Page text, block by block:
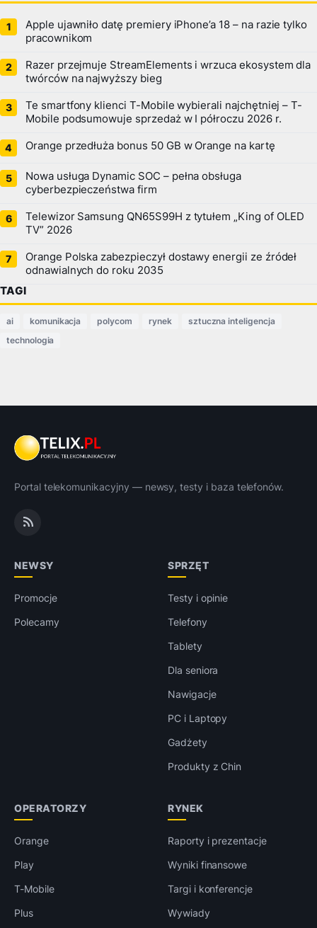
Apple ujawniło datę premiery iPhone’a 18 – na razie tylko
pracownikom
Razer przejmuje StreamElements i wrzuca ekosystem dla
twórców na najwyższy bieg
Te smartfony klienci T-Mobile wybierali najchętniej – T-
Mobile podsumowuje sprzedaż w I półroczu 2026 r.
Orange przedłuża bonus 50 GB w Orange na kartę
Nowa usługa Dynamic SOC – pełna obsługa
cyberbezpieczeństwa firm
Telewizor Samsung QN65S99H z tytułem „King of OLED
TV” 2026
Orange Polska zabezpieczył dostawy energii ze źródeł
odnawialnych do roku 2035
TAGI
ai komunikacja polycom rynek
sztuczna inteligencja
technologia
Portal telekomunikacyjny — newsy, testy i baza telefonów.
NEWSY
Promocje
Polecamy
SPRZĘT
Testy i opinie
Telefony
Tablety
Dla seniora
Nawigacje
PC i Laptopy
Gadżety
Produkty z Chin
OPERATORZY
Orange
Play
T-Mobile
Plus
RYNEK
Raporty i prezentacje
Wyniki finansowe
Targi i konferencje
Wywiady